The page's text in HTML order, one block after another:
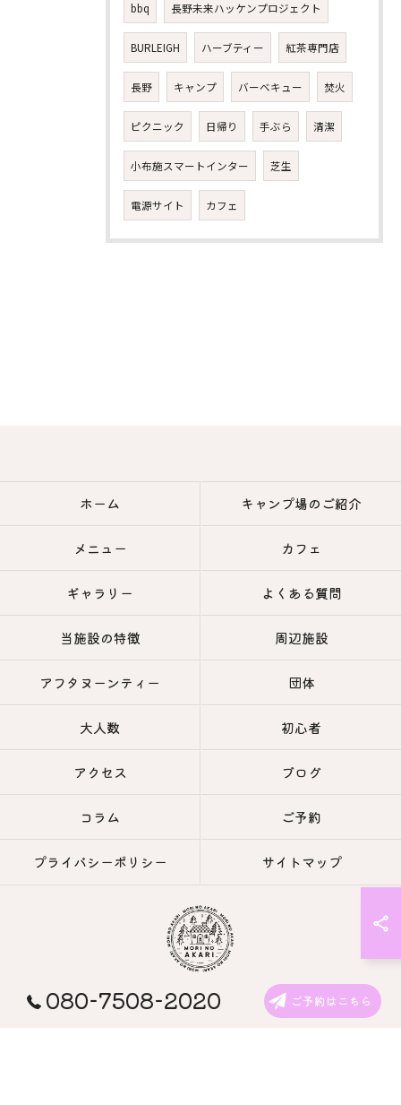
bbq 長野未来ハッケンプロジェクト
BURLEIGH ハーブティー 紅茶専門店
長野 キャンプ バーベキュー 焚火
ピクニック 日帰り 手ぶら 清潔
小布施スマートインター 芝生
電源サイト カフェ
080-7508-2020 ご予約はこちら
ホーム キャンプ場のご紹介
メニュー カフェ
ギャラリー よくある質問
当施設の特徴 周辺施設
アフタヌーンティー 団体
大人数 初心者
アクセス ブログ
コラム ご予約
プライバシーポリシー サイトマップ
© 2026 長野のキャンプなら森の灯キャンプ場・茶亭 森の灯 ALL RIGHTS
RESERVED.